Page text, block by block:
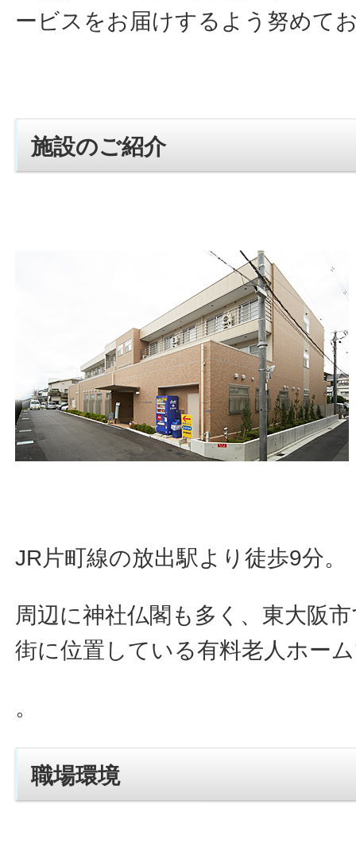
ービスをお届けするよう努めて
施設のご紹介
JR片町線の放出駅より徒歩9分。
周辺に神社仏閣も多く、東大阪
街に位置している有料老人ホー
。
職場環境